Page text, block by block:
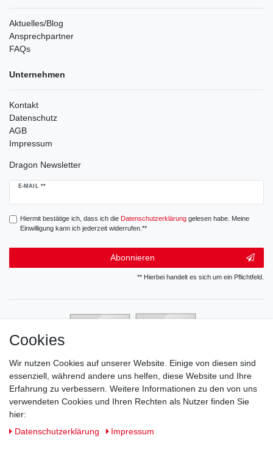
Aktuelles/Blog
Ansprechpartner
FAQs
Unternehmen
Kontakt
Datenschutz
AGB
Impressum
Dragon Newsletter
E-MAIL **
Newsletter
Hiermit bestätige ich, dass ich die Daten­schutz­erklärunggelesen habe. Meine
Einwilligung kann ich jederzeit widerrufen.**
Abonnieren
** Hierbei handelt es sich um ein Pflichtfeld.
Cookies
Wir nutzen Cookies auf unserer Website. Einige von diesen sind
essenziell, während andere uns helfen, diese Website und Ihre
Erfahrung zu verbessern. Weitere Informationen zu den von uns
verwendeten Cookies und Ihren Rechten als Nutzer finden Sie
hier:
Daten­schutz­erklärung
Impressum